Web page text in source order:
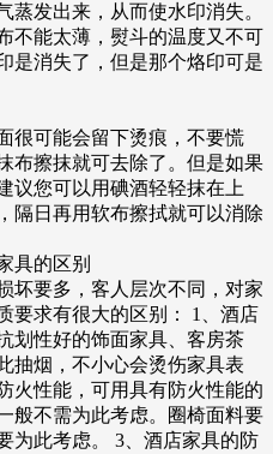
蒸发出来，从而使水印消失。
不能太薄，熨斗的温度又不可
是消失了，但是那个烙印可是
可能会留下烫痕，不要慌
布擦抹就可去除了。但是如果
议您可以用碘酒轻轻抹在上
隔日再用软布擦拭就可以消除
的区别
要多，客人层次不同，对家
要求有很大的区别： 1、酒店
划性好的饰面家具、客房茶
抽烟，不小心会烫伤家具表
火性能，可用具有防火性能的
般不需为此考虑。圈椅面料要
为此考虑。 3、酒店家具的防